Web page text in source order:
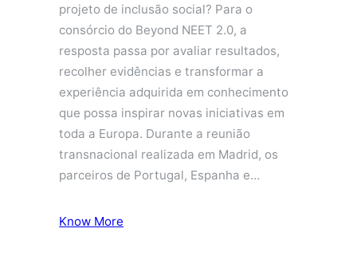
projeto de inclusão social? Para o
consórcio do Beyond NEET 2.0, a
resposta passa por avaliar resultados,
recolher evidências e transformar a
experiência adquirida em conhecimento
que possa inspirar novas iniciativas em
toda a Europa. Durante a reunião
transnacional realizada em Madrid, os
parceiros de Portugal, Espanha e…
Know More